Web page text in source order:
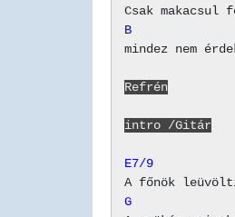
B
mindez nem
Refrén
intro /Gitár
E7/9
G